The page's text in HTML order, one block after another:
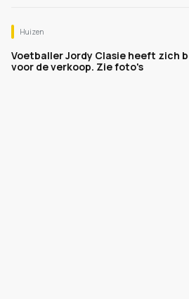
Huizen
Voetballer Jordy Clasie heeft zich
voor de verkoop. Zie foto's